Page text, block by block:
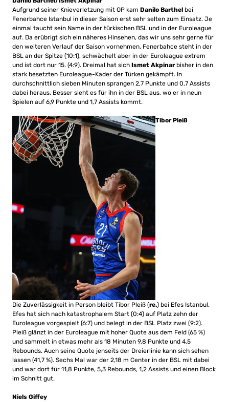
Aufgrund seiner Knieverletzung mit OP kam Danilo Barthel bei
Fenerbahce Istanbul in dieser Saison erst sehr selten zum Einsatz. Je
einmal taucht sein Name in der türkischen BSL und in der Euroleague
auf. Da erübrigt sich ein näheres Hinsehen, das wir uns sehr gerne für
den weiteren Verlauf der Saison vornehmen. Fenerbahce steht in der
BSL an der Spitze (10:1), schwächelt aber in der Euroleague extrem
und ist dort nur 15. (4:9). Dreimal hat sich Ismet Akpinarbisher in den
stark besetzten Euroleague-Kader der Türken gekämpft. In
durchschnittlich sieben Minuten sprangen 2,7 Punkte und 0,7 Assists
dabei heraus. Besser sieht es für ihn in der BSL aus, wo er in neun
Spielen auf 6,9 Punkte und 1,7 Assists kommt.
Tibor Pleiß
Die Zuverlässigkeit in Person bleibt Tibor Pleiß (re.) bei Efes Istanbul.
Efes hat sich nach katastrophalem Start (0:4) auf Platz zehn der
Euroleague vorgespielt (6:7) und belegt in der BSL Platz zwei (9:2).
Pleiß glänzt in der Euroleague mit hoher Quote aus dem Feld (65 %)
und sammelt in etwas mehr als 18 Minuten 9,8 Punkte und 4,5
Rebounds. Auch seine Quote jenseits der Dreierlinie kann sich sehen
lassen (41,7 %). Sechs Mal war der 2,18 m Center in der BSL mit dabei
und war dort für 11,8 Punkte, 5,3 Rebounds, 1,2 Assists und einen Block
im Schnitt gut.
Niels Giffey